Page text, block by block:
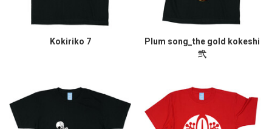
Kokiriko 7
Plum song_the gold kokeshi
弐